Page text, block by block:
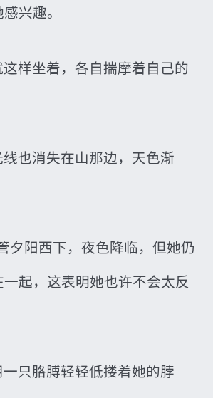
兴趣。
样坐着，各自揣摩着自己的
也消失在山那边，天色渐
夕阳西下，夜色降临，但她仍
起，这表明她也许不会太反
只胳膊轻轻低搂着她的脖